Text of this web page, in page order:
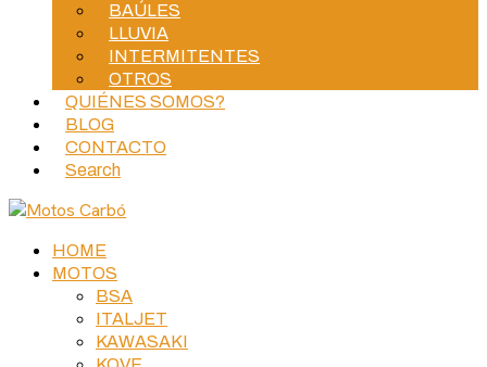
BAÚLES
LLUVIA
INTERMITENTES
OTROS
QUIÉNES SOMOS?
BLOG
CONTACTO
Search
HOME
MOTOS
BSA
ITALJET
KAWASAKI